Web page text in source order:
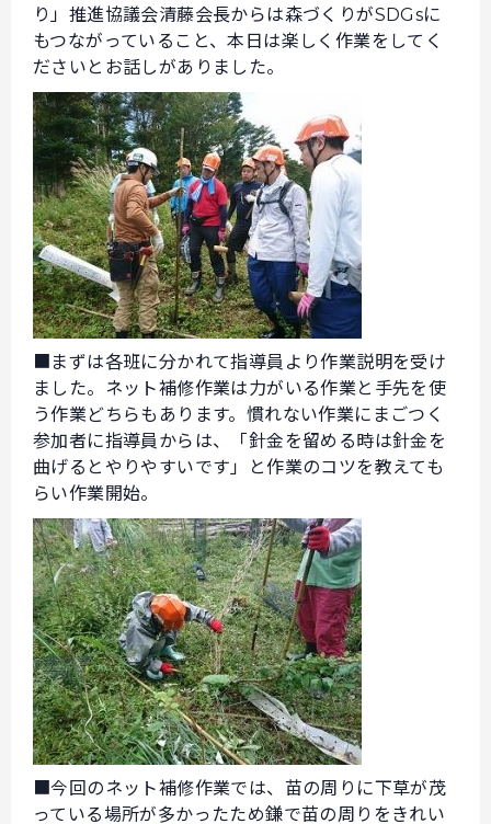
り」推進協議会清藤会長からは森づくりがSDGsに
もつながっていること、本日は楽しく作業をしてく
ださいとお話しがありました。
■まずは各班に分かれて指導員より作業説明を受け
ました。ネット補修作業は力がいる作業と手先を使
う作業どちらもあります。慣れない作業にまごつく
参加者に指導員からは、「針金を留める時は針金を
曲げるとやりやすいです」と作業のコツを教えても
らい作業開始。
■今回のネット補修作業では、苗の周りに下草が茂
っている場所が多かったため鎌で苗の周りをきれい